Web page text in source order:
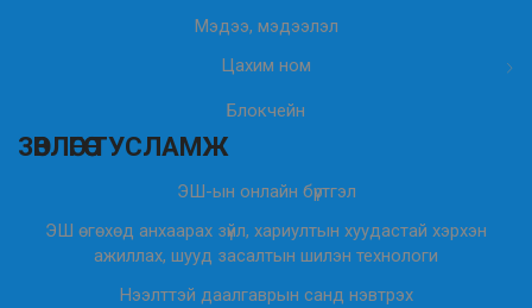
Мэдээ, мэдээлэл
Цахим ном
Блокчейн
ЗӨВЛӨГӨӨ ТУСЛАМЖ
ЭШ-ын онлайн бүртгэл
ЭШ өгөхөд анхаарах зүйл, хариултын хуудастай хэрхэн
ажиллах, шууд засалтын шилэн технологи
Нээлттэй даалгаврын санд нэвтрэх